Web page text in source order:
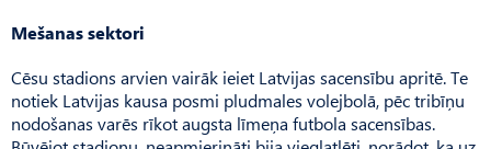
Mešanas sektori
Cēsu stadions arvien vairāk ieiet Latvijas sacensību apritē. Te
notiek Latvijas kausa posmi pludmales volejbolā, pēc tribīņu
nodošanas varēs rīkot augsta līmeņa futbola sacensības.